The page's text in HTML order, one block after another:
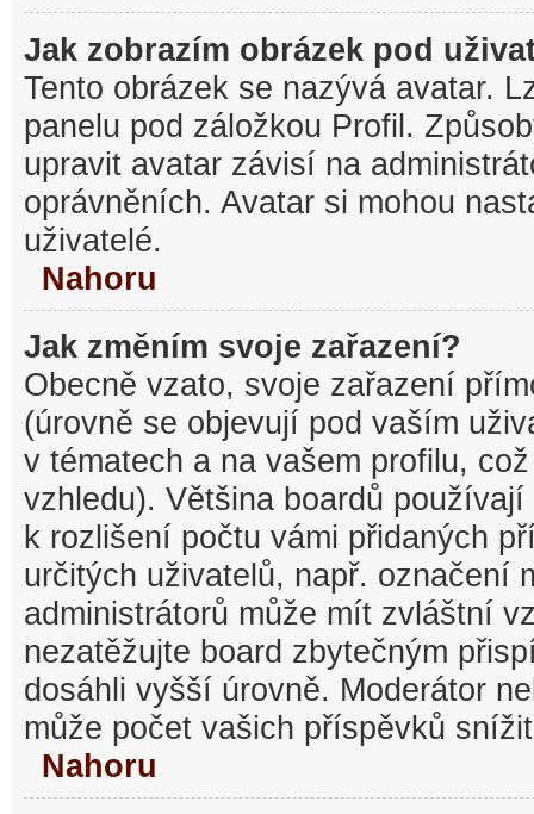
Jak zobrazím obrázek pod
Tento obrázek se nazývá avatar.
panelu pod záložkou Profil.
upravit avatar závisí na
oprávněních. Avatar si mohou
uživatelé.
Nahoru
Jak změním svoje zařazení?
Obecně vzato, svoje zařazení
(úrovně se objevují pod vaším
v tématech a na vašem profilu,
vzhledu). Většina boardů
k rozlišení počtu vámi přidaných
určitých uživatelů, např. označení
administrátorů může mít zvláštní
nezatěžujte board zbytečným
dosáhli vyšší úrovně. Moderátor
může počet vašich příspěvků
Nahoru